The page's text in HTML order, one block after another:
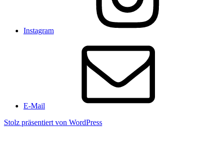
Instagram
E-Mail
Stolz präsentiert von WordPress